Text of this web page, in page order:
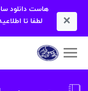
×
هاست دانلود
لطفا تا